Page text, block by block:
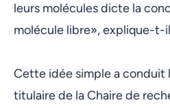
leurs molécules dicte la
molécule libre», explique-t-
Cette idée simple a conduit
titulaire de la Chaire de